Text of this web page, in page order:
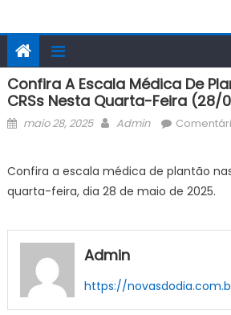
Confira A Escala Médica De
CRSs Nesta Quarta-Feira
Posted
maio 28, 2025 Author
Admin
Confira a escala médica de plantão nas
quarta-feira, dia 28 de maio de 2025.
Admin
https://